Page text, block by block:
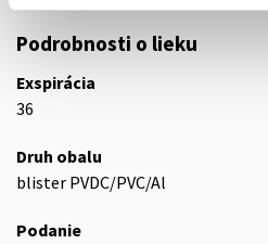
Podrobnosti o lieku
Exspirácia
36
Druh obalu
blister PVDC/PVC/Al
Podanie